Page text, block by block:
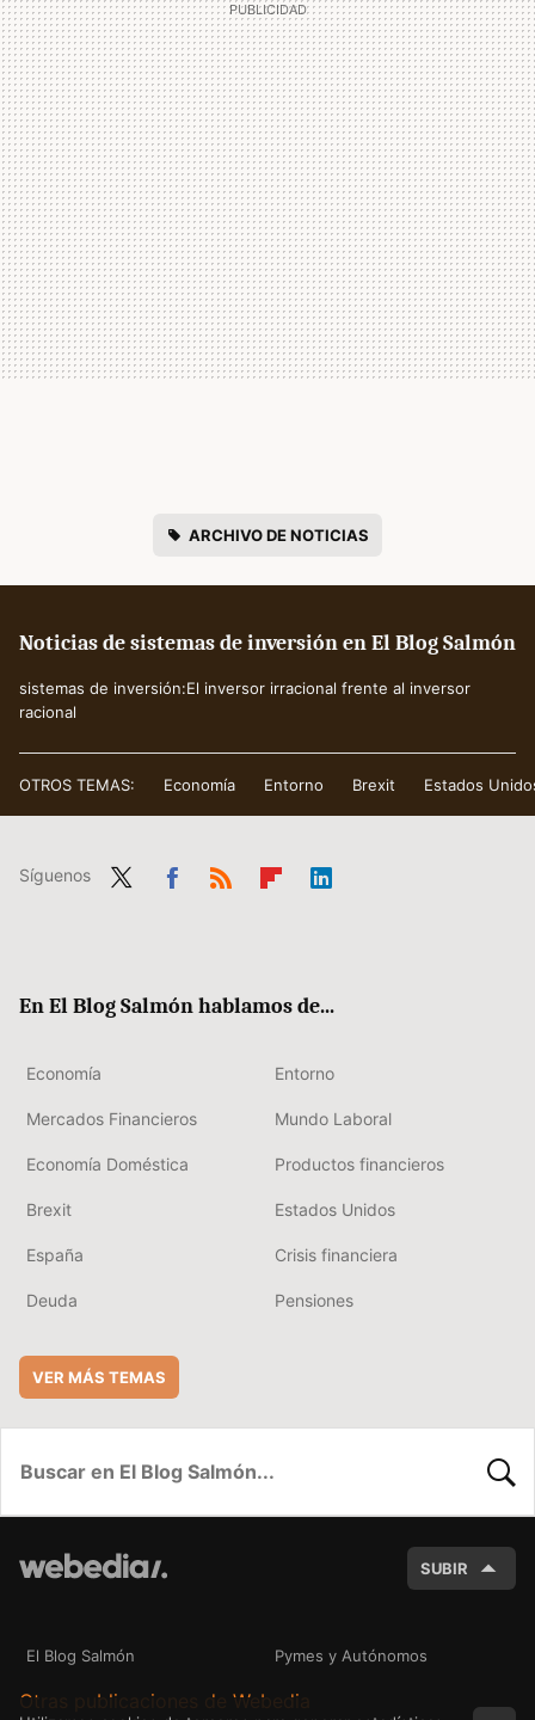
ARCHIVO DE NOTICIAS
Noticias de sistemas de inversión en El Blog Salmón
sistemas de inversión:El inversor irracional frente al inversor
racional
OTROS TEMAS: Economía Entorno Brexit Estados
Síguenos
En El Blog Salmón hablamos de...
Economía Entorno
Mercados Financieros Mundo Laboral
Economía Doméstica Productos financieros
Brexit Estados Unidos
España Crisis financiera
Deuda Pensiones
VER MÁS TEMAS
SUBIR
El Blog Salmón Pymes y Autónomos
Otras publicaciones de Webedia